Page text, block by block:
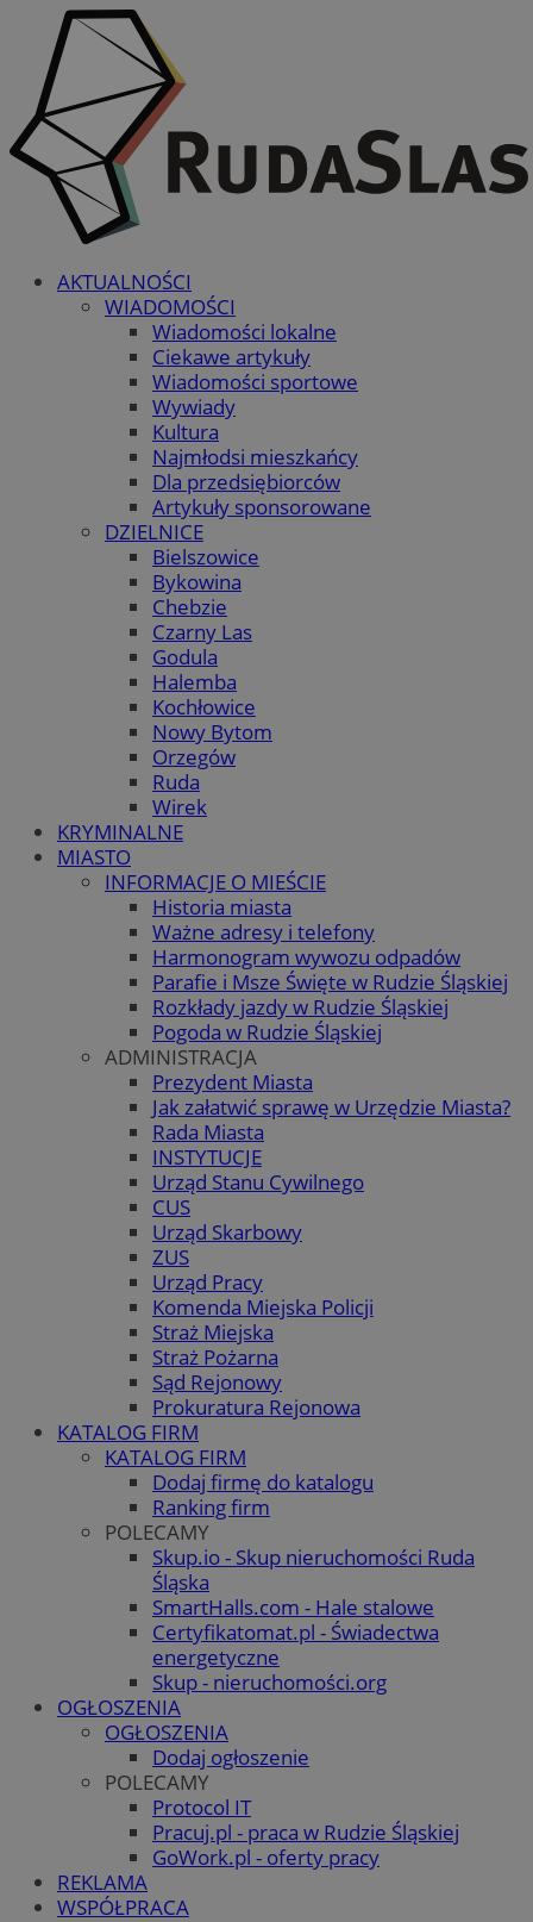
AKTUALNOŚCI
WIADOMOŚCI
Wiadomości lokalne
Ciekawe artykuły
Wiadomości sportowe
Wywiady
Kultura
Najmłodsi mieszkańcy
Dla przedsiębiorców
Artykuły sponsorowane
DZIELNICE
Bielszowice
Bykowina
Chebzie
Czarny Las
Godula
Halemba
Kochłowice
Nowy Bytom
Orzegów
Ruda
Wirek
KRYMINALNE
MIASTO
INFORMACJE O MIEŚCIE
Historia miasta
Ważne adresy i telefony
Harmonogram wywozu odpadów
Parafie i Msze Święte w Rudzie Śląskiej
Rozkłady jazdy w Rudzie Śląskiej
Pogoda w Rudzie Śląskiej
ADMINISTRACJA
Prezydent Miasta
Jak załatwić sprawę w Urzędzie Miasta?
Rada Miasta
INSTYTUCJE
Urząd Stanu Cywilnego
CUS
Urząd Skarbowy
ZUS
Urząd Pracy
Komenda Miejska Policji
Straż Miejska
Straż Pożarna
Sąd Rejonowy
Prokuratura Rejonowa
KATALOG FIRM
KATALOG FIRM
Dodaj firmę do katalogu
Ranking firm
POLECAMY
Skup.io - Skup nieruchomości Ruda
Śląska
SmartHalls.com - Hale stalowe
Certyfikatomat.pl - Świadectwa
energetyczne
Skup - nieruchomości.org
OGŁOSZENIA
OGŁOSZENIA
Dodaj ogłoszenie
POLECAMY
Protocol IT
Pracuj.pl - praca w Rudzie Śląskiej
GoWork.pl - oferty pracy
REKLAMA
WSPÓŁPRACA